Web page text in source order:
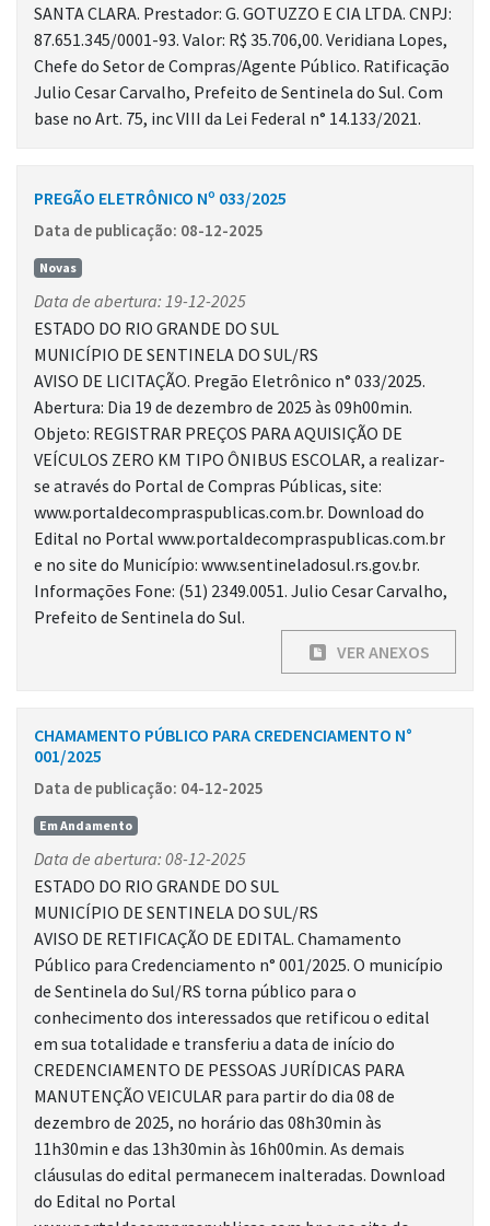
SANTA CLARA. Prestador: G. GOTUZZO E CIA LTDA. CNPJ:
87.651.345/0001-93. Valor: R$ 35.706,00. Veridiana Lopes,
Chefe do Setor de Compras/Agente Público. Ratificação
Julio Cesar Carvalho, Prefeito de Sentinela do Sul. Com
base no Art. 75, inc VIII da Lei Federal n° 14.133/2021.
PREGÃO ELETRÔNICO Nº 033/2025
Data de publicação: 08-12-2025
Novas
Data de abertura: 19-12-2025
ESTADO DO RIO GRANDE DO SUL
MUNICÍPIO DE SENTINELA DO SUL/RS
AVISO DE LICITAÇÃO. Pregão Eletrônico n° 033/2025.
Abertura: Dia 19 de dezembro de 2025 às 09h00min.
Objeto: REGISTRAR PREÇOS PARA AQUISIÇÃO DE
VEÍCULOS ZERO KM TIPO ÔNIBUS ESCOLAR, a realizar-
se através do Portal de Compras Públicas, site:
www.portaldecompraspublicas.com.br. Download do
Edital no Portal www.portaldecompraspublicas.com.br
e no site do Município: www.sentineladosul.rs.gov.br.
Informações Fone: (51) 2349.0051. Julio Cesar Carvalho,
Prefeito de Sentinela do Sul.
VER ANEXOS
CHAMAMENTO PÚBLICO PARA CREDENCIAMENTO N°
001/2025
Data de publicação: 04-12-2025
Em Andamento
Data de abertura: 08-12-2025
ESTADO DO RIO GRANDE DO SUL
MUNICÍPIO DE SENTINELA DO SUL/RS
AVISO DE RETIFICAÇÃO DE EDITAL. Chamamento
Público para Credenciamento n° 001/2025. O município
de Sentinela do Sul/RS torna público para o
conhecimento dos interessados que retificou o edital
em sua totalidade e transferiu a data de início do
CREDENCIAMENTO DE PESSOAS JURÍDICAS PARA
MANUTENÇÃO VEICULAR para partir do dia 08 de
dezembro de 2025, no horário das 08h30min às
11h30min e das 13h30min às 16h00min. As demais
cláusulas do edital permanecem inalteradas. Download
do Edital no Portal